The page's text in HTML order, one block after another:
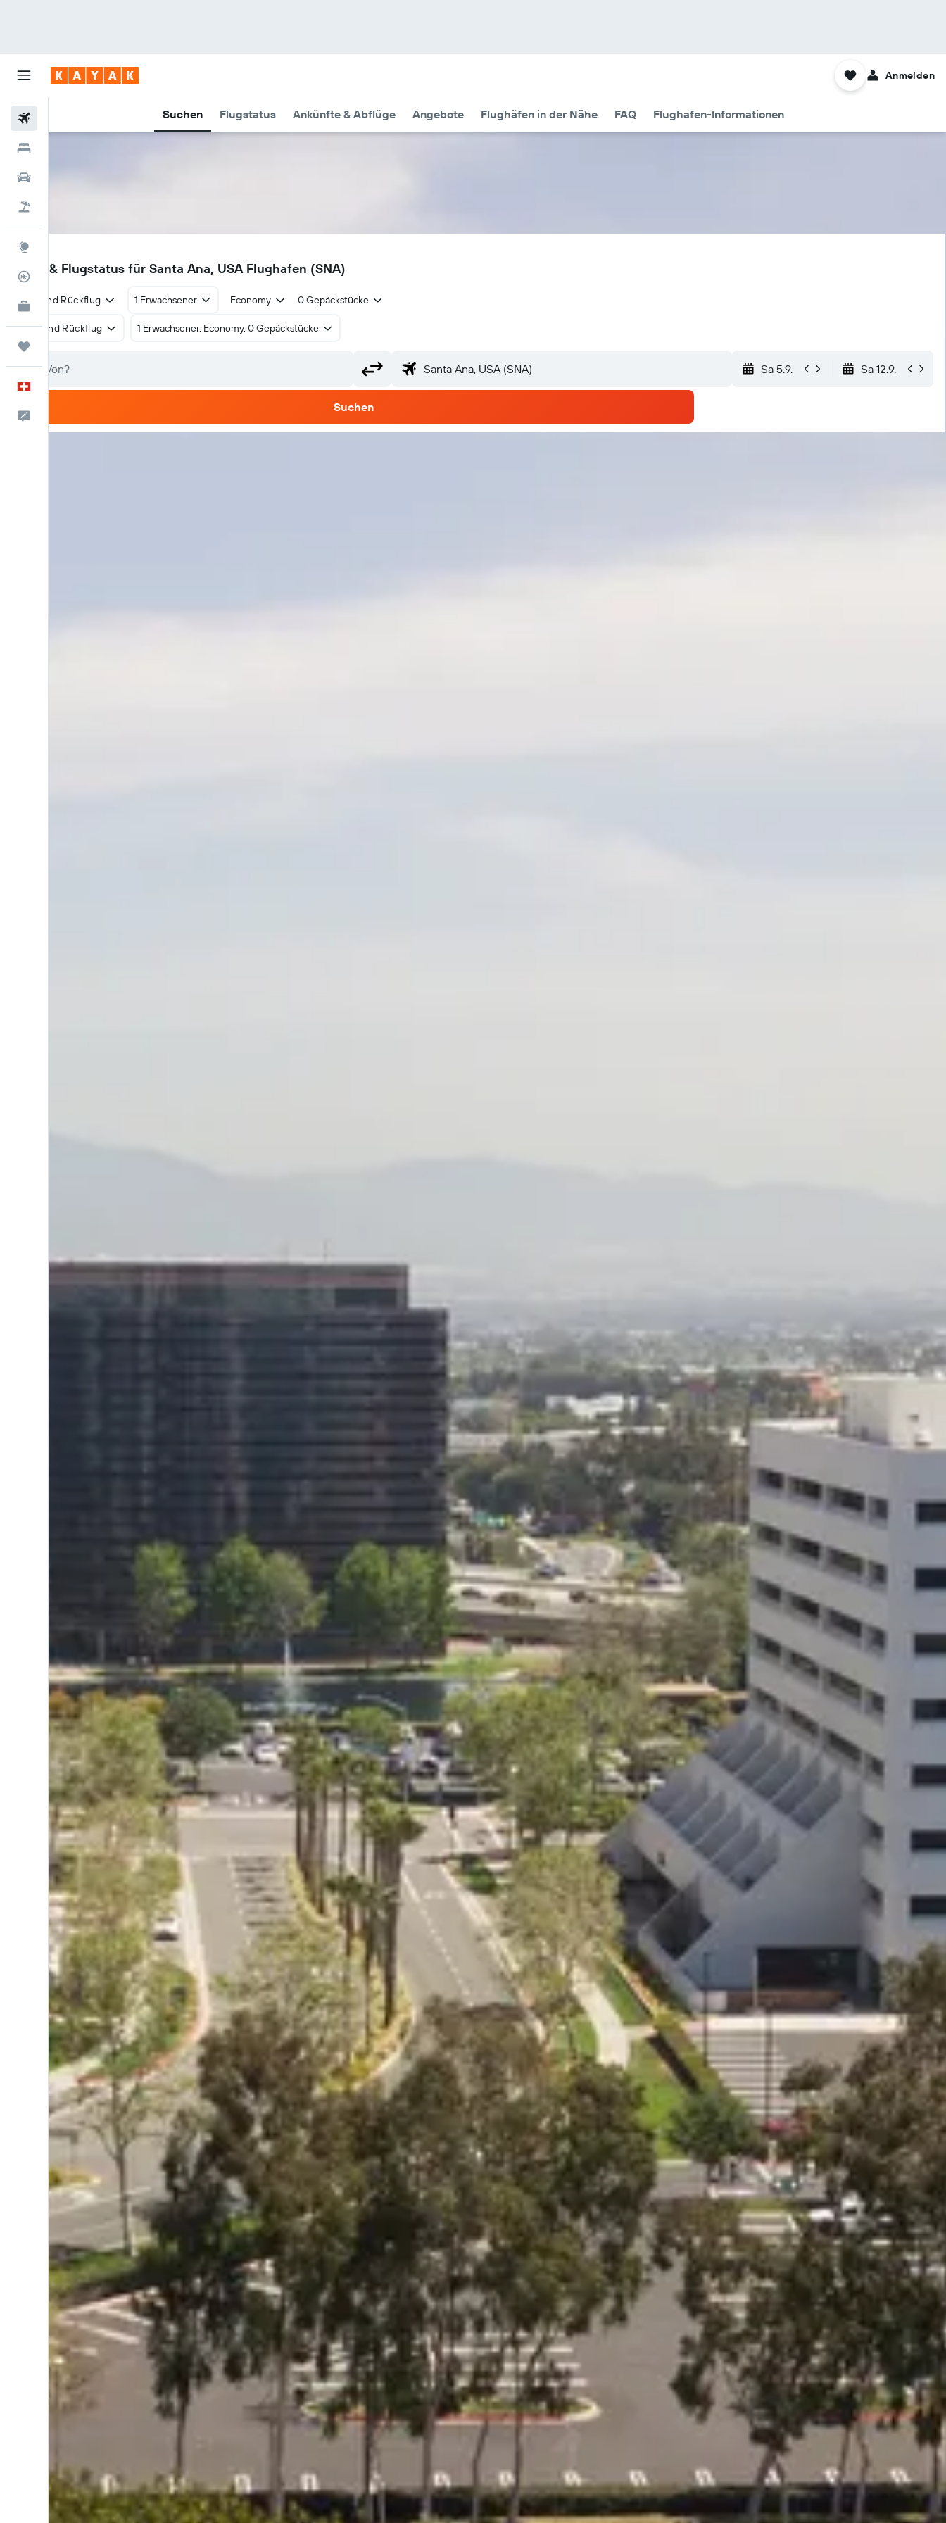
Suchen Flugstatus Ankünfte & Abflüge Angebote Flughäfen in der Nähe FAQ Flughafen-Informationen
Anmelden
Flugstatus
KAYAK for Business
NEU
SNA
Flüge & Flugstatus für Santa Ana, USA Flughafen (SNA)
Hin- und Rückflug 1 Erwachsener Economy 0 Gepäckstücke
Hin- und Rückflug 1 Erwachsener, Economy, 0 Gepäckstücke
Sa 5.9. Sa 12.9.
Suchen